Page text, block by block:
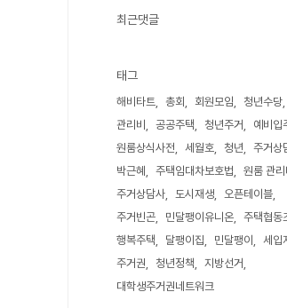
최근댓글
태그
해비타트 총회 회원모임 청년수당
관리비
공공주택 청년주거
예비입
원룸상식사전
세월호 청년
주거상
박근혜
주택임대차보호법
원룸 관리
주거상담사
도시재생
오픈테이블
주거빈곤
민달팽이유니온
주택협동
행복주택
달팽이집 민달팽이
세입
주거권
청년정책
지방선거
대학생주거권네트워크